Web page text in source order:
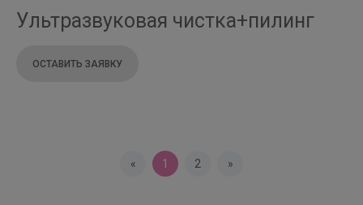
Ультразвуковая чистка+пилинг
ОСТАВИТЬ ЗАЯВКУ
« 1 2 »